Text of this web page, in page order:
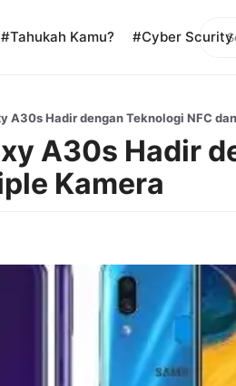
#Tahukah Kamu? #Cyber Scurity
A30s Hadir dengan Teknologi NFC
A30s Hadir
Kamera